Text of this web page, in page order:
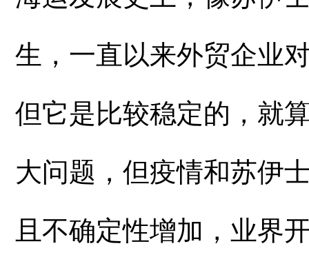
生，一直以来外贸企业
但它是比较稳定的，就
大问题，但疫情和苏伊
且不确定性增加，业界